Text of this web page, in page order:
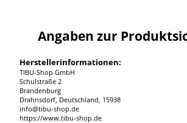
Angaben zur
Herstellerinformationen:
TIBU-Shop GmbH
Schulstraße 2
Brandenburg
Drahnsdorf, Deutschland, 15938
info@tibu-shop.de
https://www.tibu-shop.de